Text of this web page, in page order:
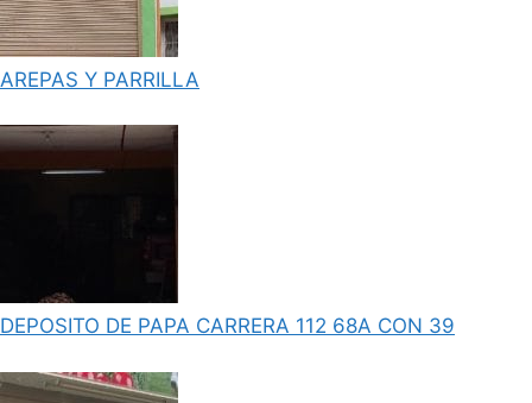
AREPAS Y PARRILLA
DEPOSITO DE PAPA CARRERA 112 68A CON 39